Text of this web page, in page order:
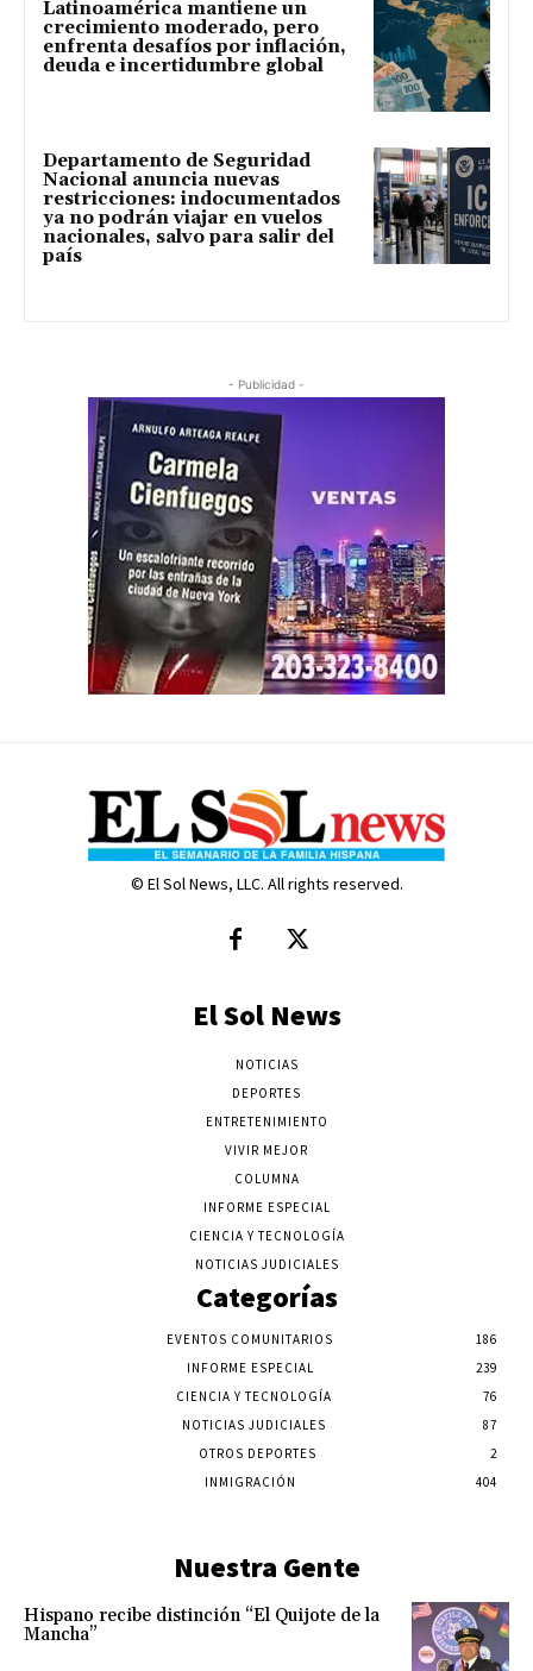
Latinoamérica mantiene un
crecimiento moderado, pero
enfrenta desafíos por inflación,
deuda e incertidumbre global
Departamento de Seguridad
Nacional anuncia nuevas
restricciones: indocumentados
ya no podrán viajar en vuelos
nacionales, salvo para salir del
país
- Publicidad -
© El Sol News, LLC. All rights reserved.
El Sol News
NOTICIAS
DEPORTES
ENTRETENIMIENTO
VIVIR MEJOR
COLUMNA
INFORME ESPECIAL
CIENCIA Y TECNOLOGÍA
NOTICIAS JUDICIALES
Categorías
EVENTOS COMUNITARIOS
186
INFORME ESPECIAL
239
CIENCIA Y TECNOLOGÍA
76
NOTICIAS JUDICIALES
87
OTROS DEPORTES
2
INMIGRACIÓN
404
Nuestra Gente
Hispano recibe distinción “El Quijote de la
Mancha”